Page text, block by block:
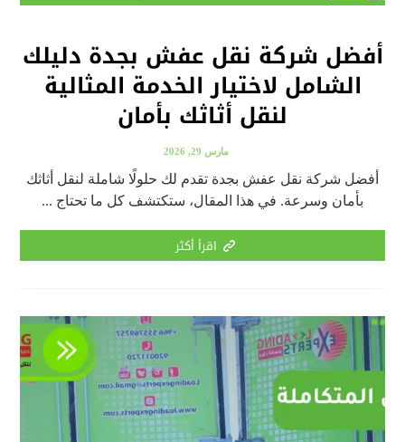
أفضل شركة نقل عفش بجدة دليلك
الشامل لاختيار الخدمة المثالية
لنقل أثاثك بأمان
مارس 29, 2026
أفضل شركة نقل عفش بجدة تقدم لك حلولًا شاملة لنقل أثاثك
بأمان وسرعة. في هذا المقال، ستكتشف كل ما تحتاج ...
اقرأ أكثر